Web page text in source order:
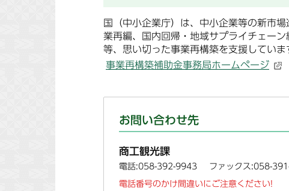
国（中小企業庁）は、中小企業等の新市
業再編、国内回帰・地域サプライチェー
等、思い切った事業再構築を支援してい
事業再構築補助金事務局ホームページ
お問い合わせ先
商工観光課
電話:058-392-9943 ファックス:058-
電話番号のかけ間違いにご注意ください!